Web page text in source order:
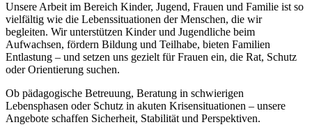
Unsere Arbeit im Bereich Kinder, Jugend, Frauen und Familie ist so
vielfältig wie die Lebenssituationen der Menschen, die wir
begleiten. Wir unterstützen Kinder und Jugendliche beim
Aufwachsen, fördern Bildung und Teilhabe, bieten Familien
Entlastung – und setzen uns gezielt für Frauen ein, die Rat, Schutz
oder Orientierung suchen.
Ob pädagogische Betreuung, Beratung in schwierigen
Lebensphasen oder Schutz in akuten Krisensituationen – unsere
Angebote schaffen Sicherheit, Stabilität und Perspektiven.